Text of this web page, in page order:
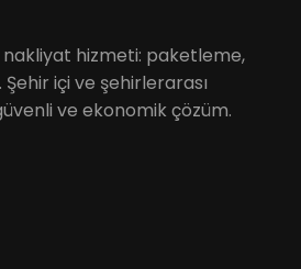
hizmeti: paketleme,
içi ve şehirlerarası
ve ekonomik çözüm.